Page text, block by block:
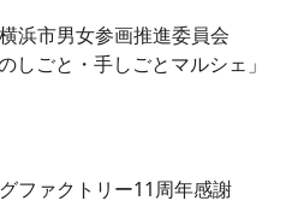
市男女参画推進委員会
しごと・手しごとマルシェ」
ァクトリー11周年感謝